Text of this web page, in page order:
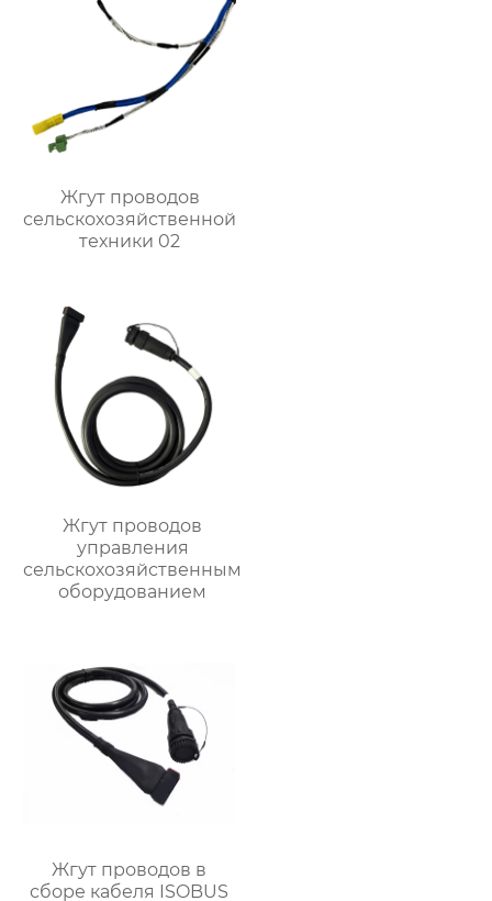
Жгут проводов
сельскохозяйственной
техники 02
Жгут проводов
управления
сельскохозяйственным
оборудованием
Жгут проводов в
сборе кабеля ISOBUS